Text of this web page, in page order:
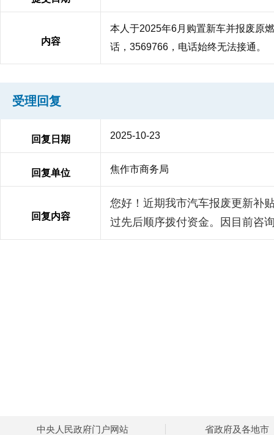
内容
本人于2025年6月购置新车并报废原
话，3569766，电话始终无法接通。
受理回复
回复日期 2025-10-23
回复单位 焦作市商务局
回复内容
您好！近期我市汽车报废更新补
过先后顺序拨付资金。因目前咨
中央人民政府门户网站 省政府及各地市